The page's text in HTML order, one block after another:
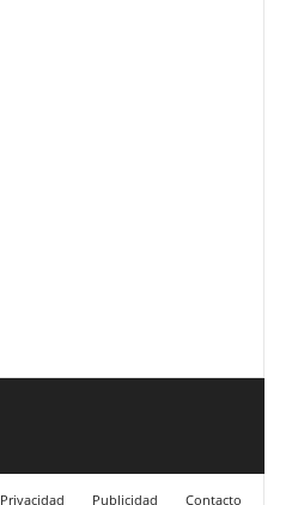
Privacidad Publicidad Contacto